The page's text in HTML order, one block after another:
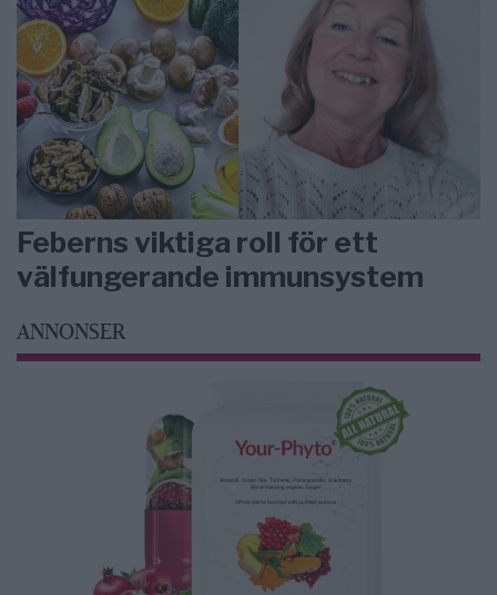
Feberns viktiga roll för ett
välfungerande immunsystem
ANNONSER